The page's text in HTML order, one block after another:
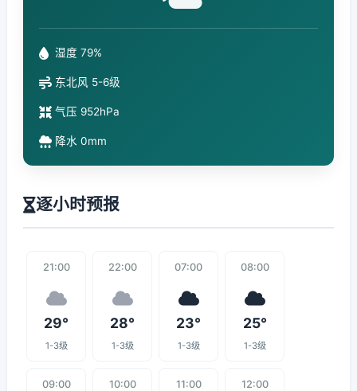
湿度 79%
东北风 5-6级
气压 952hPa
降水 0mm
逐小时预报
21:00
29°
1-3级
22:00
28°
1-3级
07:00
23°
1-3级
08:00
25°
1-3级
09:00 10:00 11:00 12:00